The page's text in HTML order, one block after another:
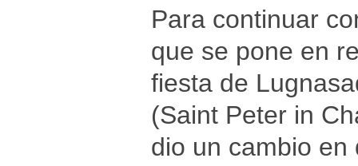
Para continuar
que se pone en
fiesta de
(Saint Peter in
dio un cambio en